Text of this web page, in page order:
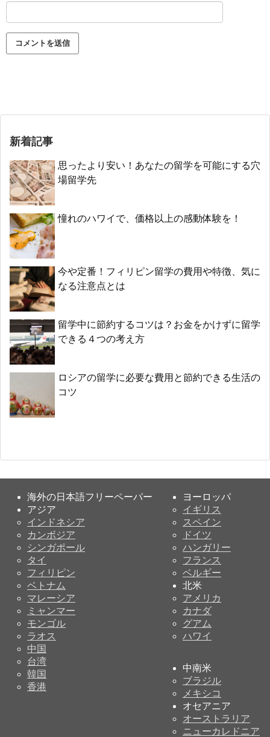
新着記事
思ったより安い！あなたの留学を可能にする穴
場留学先
憧れのハワイで、価格以上の感動体験を！
今や定番！フィリピン留学の費用や特徴、気に
なる注意点とは
留学中に節約するコツは？お金をかけずに留学
できる４つの考え方
ロシアの留学に必要な費用と節約できる生活の
コツ
海外の日本語フリーペーパー
アジア
インドネシア
カンボジア
シンガポール
タイ
フィリピン
ベトナム
マレーシア
ミャンマー
モンゴル
ラオス
中国
台湾
韓国
香港
ヨーロッパ
イギリス
スペイン
ドイツ
ハンガリー
フランス
ベルギー
北米
アメリカ
カナダ
グアム
ハワイ
中南米
ブラジル
メキシコ
オセアニア
オーストラリア
ニューカレドニア